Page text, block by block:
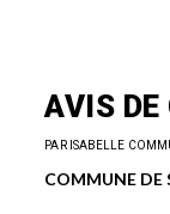
AVIS DE
PAR ISABELLE
COMMUNE DE